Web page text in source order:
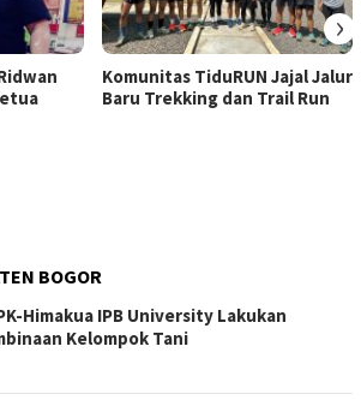
Komunitas TiduRUN Jajal Jalur
Baru Trekking dan Trail Run
›
BOGOR
Himakua IPB University Lakukan
Kelompok Tani